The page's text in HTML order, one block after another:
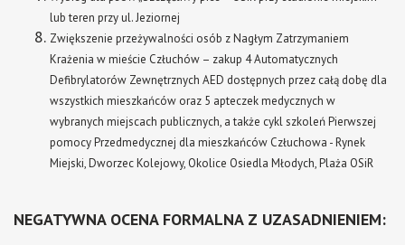
lub teren przy ul. Jeziornej
Zwiększenie przeżywalności osób z Nagłym Zatrzymaniem
Krażenia w mieście Człuchów – zakup 4 Automatycznych
Defibrylatorów Zewnętrznych AED dostępnych przez całą dobę dla
wszystkich mieszkańców oraz 5 apteczek medycznych w
wybranych miejscach publicznych, a także cykl szkoleń Pierwszej
pomocy Przedmedycznej dla mieszkańców Człuchowa - Rynek
Miejski, Dworzec Kolejowy, Okolice Osiedla Młodych, Plaża OSiR
NEGATYWNA OCENA FORMALNA Z UZASADNIENIEM: